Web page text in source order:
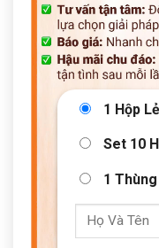
1 Hộp Lẻ
Set 10
1